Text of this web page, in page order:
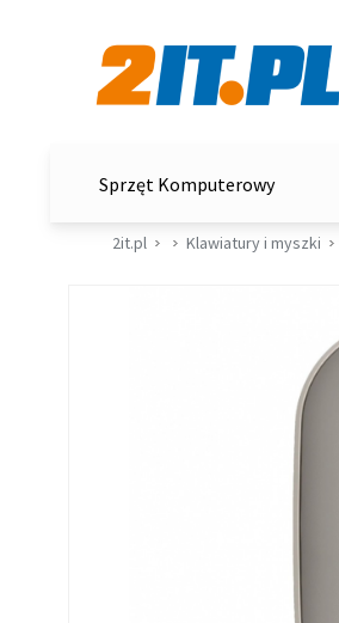
Sprzęt Komputerowy
2it.pl Klawiatury i myszki